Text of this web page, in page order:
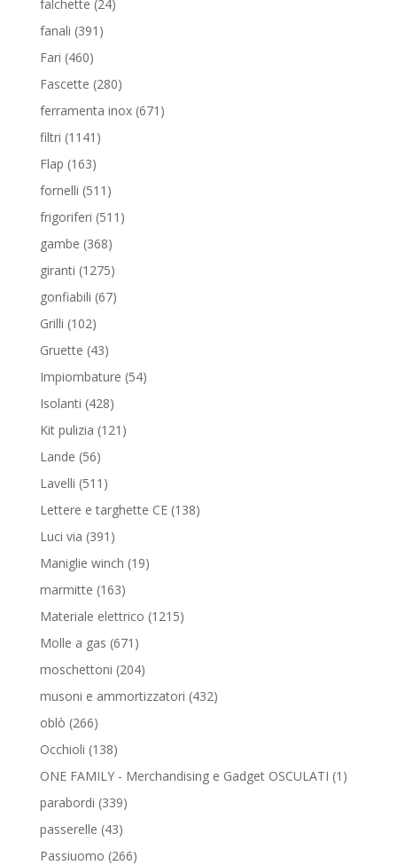
falchette 24
fanali 391 391
Fari 460460
prodotti
Fascette 280280
prodotti
ferramenta inox 671 671
filtri 1141 1141
Flap 163163
prodotti
fornelli 511 511
prodotti
frigoriferi 511 511
gambe 368368
prodotti
giranti 12751275
prodotti
gonfiabili 6767
Grilli 102102
prodotti
Gruette 4343
prodotti
Impiombature 5454
Isolanti 428428
prodotti
Kit pulizia 121 121
Lande 5656
prodotti
Lavelli 511 511
prodotti
Lettere e targhette CE 138138
Luci via 391 391
prodotti
Maniglie winch 1919
marmitte 163163
prodotti
Materiale elettrico 12151215
Molle a gas 671 671
prodotti
moschettoni 204204
prodotti
musoni e ammortizzatori 432432
oblò 266266
prodotti
Occhioli 138138
prodotti
ONE FAMILY - Merchandising e Gadget OSCULATI 1 1
parabordi 339339
passerelle 4343
prodotti
Passiuomo 266266